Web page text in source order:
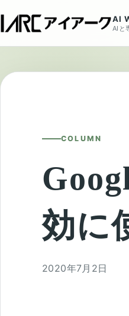
AI
AIと
COLUMN
効に
2020年7月2日